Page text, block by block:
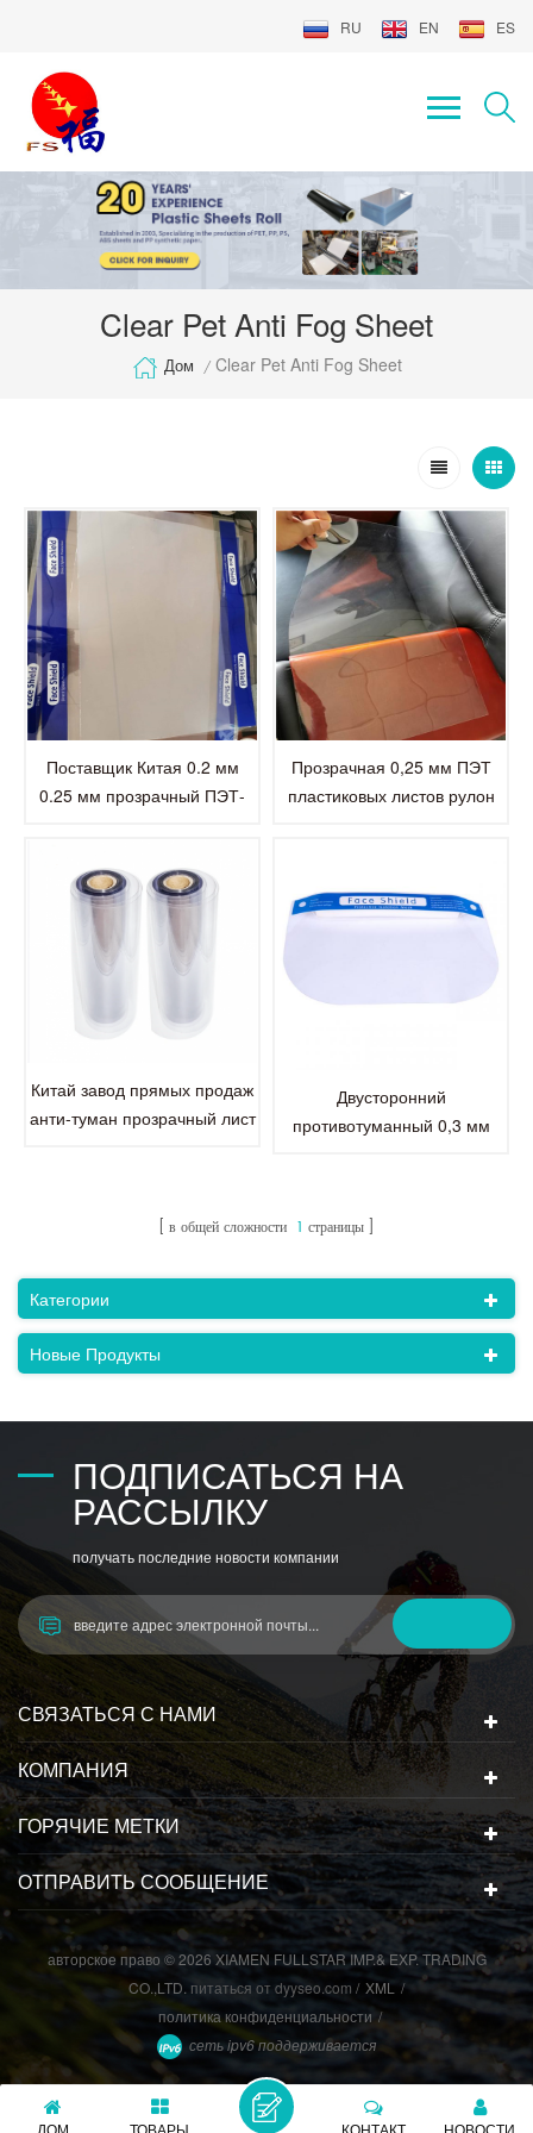
RU EN ES
Clear Pet Anti Fog Sheet
Дом / Clear Pet Anti Fog Sheet
Поставщик Китая 0.2 мм
0.25 мм прозрачный ПЭТ-
Прозрачная 0,25 мм ПЭТ
пластиковых листов рулон
Китай завод прямых продаж
анти-туман прозрачный лист
Двусторонний
противотуманный 0,3 мм
в общей сложности 1 страницы
Категории
Новые Продукты
ПОДПИСАТЬСЯ НА
РАССЫЛКУ
получать последние новости компании
СВЯЗАТЬСЯ С НАМИ
КОМПАНИЯ
ГОРЯЧИЕ МЕТКИ
ОТПРАВИТЬ СООБЩЕНИЕ
авторское право © 2026 XIAMEN FULLSTAR IMP.& EXP. TRADING
CO.,LTD. питаться от dyyseo.com / XML /
политика конфиденциальности /
сеть ipv6 поддерживается
ДОМ ТОВАРЫ НОВОСТИ
КОНТАКТ